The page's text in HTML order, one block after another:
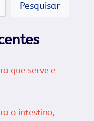
Pesquisar
que serve e
o intestino,